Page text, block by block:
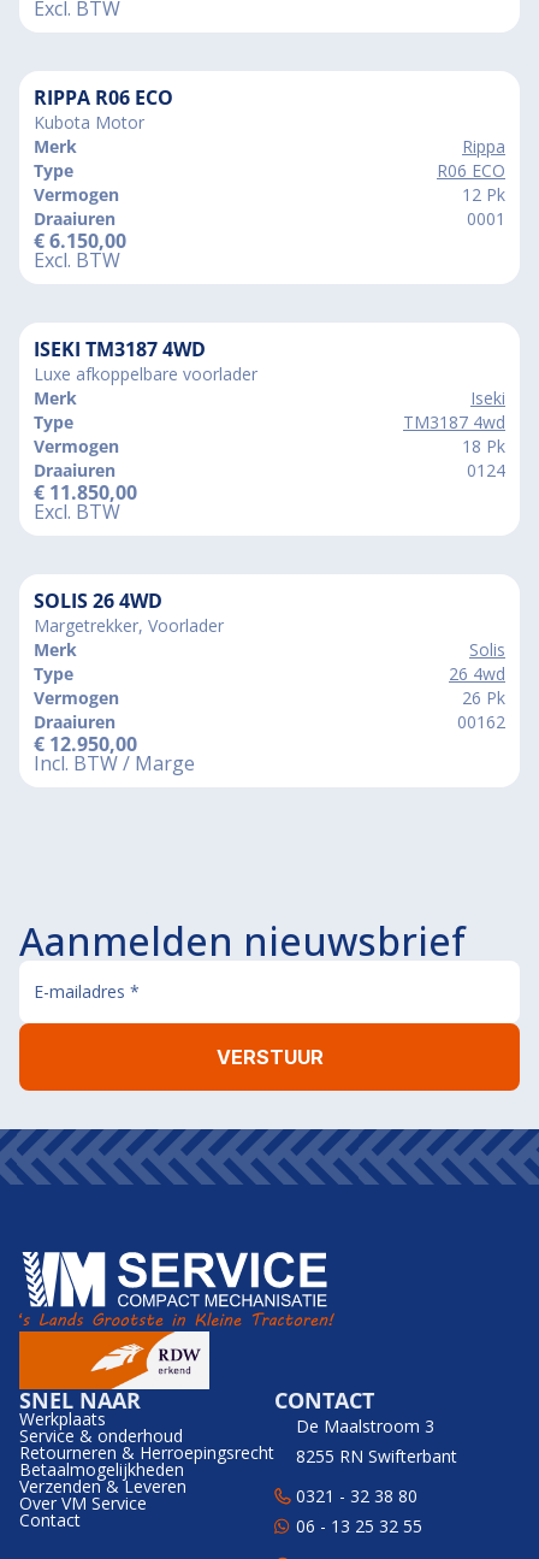
Excl. BTW
RIPPA R06 ECO
Kubota Motor
Merk
Rippa
Type
R06 ECO
Vermogen
12 Pk
Draaiuren
0001
€6.150,00
Excl. BTW
ISEKI TM3187 4WD
Luxe afkoppelbare voorlader
Merk
Iseki
Type
TM3187 4wd
Vermogen
18 Pk
Draaiuren
0124
€ 11.850,00
Excl. BTW
SOLIS 26 4WD
Margetrekker, Voorlader
Merk
Solis
Type
26 4wd
Vermogen
26 Pk
Draaiuren
00162
€ 12.950,00
Incl. BTW / Marge
Aanmelden nieuwsbrief
SNEL NAAR
Werkplaats
Service & onderhoud
Retourneren & Herroepingsrecht
Betaalmogelijkheden
Verzenden & Leveren
Over VM Service
Contact
CONTACT
De Maalstroom 3
8255 RN Swifterbant
0321 - 32 38 80
06 - 13 25 32 55